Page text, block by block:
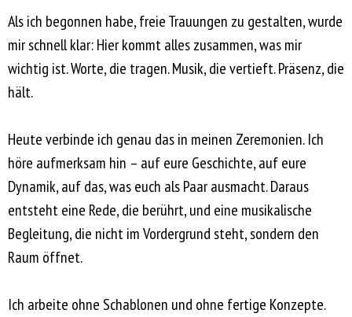
Als ich begonnen habe, freie Trauungen zu gestalten, wurde
mir schnell klar: Hier kommt alles zusammen, was mir
wichtig ist. Worte, die tragen. Musik, die vertieft. Präsenz, die
hält.
Heute verbinde ich genau das in meinen Zeremonien. Ich
höre aufmerksam hin – auf eure Geschichte, auf eure
Dynamik, auf das, was euch als Paar ausmacht. Daraus
entsteht eine Rede, die berührt, und eine musikalische
Begleitung, die nicht im Vordergrund steht, sondern den
Raum öffnet.
Ich arbeite ohne Schablonen und ohne fertige Konzepte.